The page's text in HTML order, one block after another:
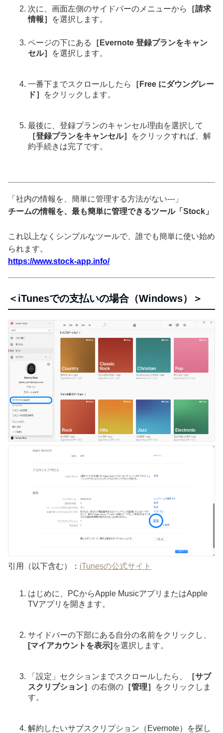
次に、画面左側のサイドバーのメニューから
［請求
情報］
を選択します。
ページの下にある
［Evernote 登録プランをキャン
セル］
を選択します。
一番下までスクロールしたら
［Free にダウングレー
ド］
をクリックします。
最後に、登録プランのキャンセル理由を選択して
［登録プランをキャンセル］
をクリックすれば、解
約手続きは完了です。
「社内の情報を、簡単に管理する方法がない---」
チームの情報を、最も簡単に管理できるツール「Stock」
これ以上なくシンプルなツールで、誰でも簡単に使い始め
られます。
https://www.stock-app.info/
＜iTunesでの支払いの場合（Windows）＞
引用（以下含む）： iTunesの公式サイト
はじめに、PCからApple MusicアプリまたはApple
TVアプリを開きます。
サイドバーの下部にある自分の名前をクリックし、
[マイアカウントを表示] を選択します。
「設定」セクションまでスクロールしたら、
［サブ
スクリプション］ の右側の ［管理］
をクリックしま
す。
解約したいサブスクリプション（Evernote）を探し